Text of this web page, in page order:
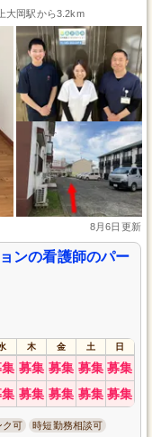
大岡駅から3.2km
8月6日更新
ンの看護師のパー
木 金 土 日
募集 募集 募集 募集
募集 募集 募集 募集
ク可 時短勤務相談可